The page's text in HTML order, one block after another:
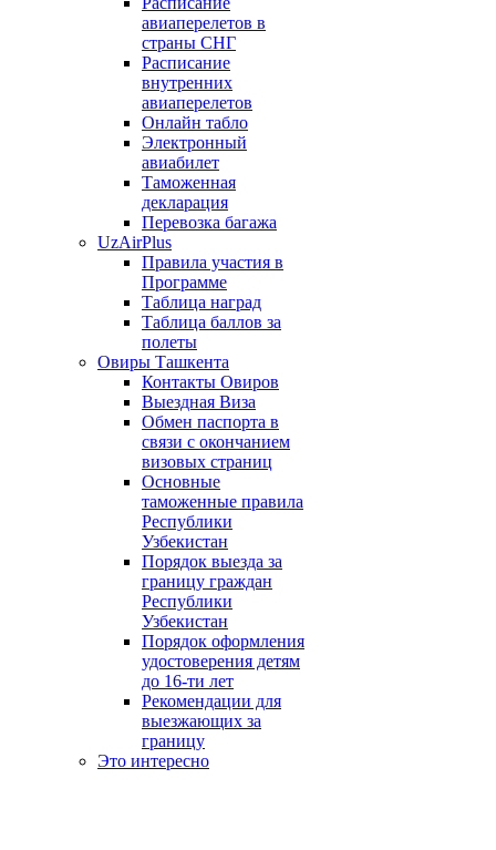
авиаперелетов в
страны СНГ
Расписание
внутренних
авиаперелетов
Онлайн табло
Электронный
авиабилет
Таможенная
декларация
Перевозка багажа
UzAirPlus
Правила участия в
Программе
Таблица наград
Таблица баллов за
полеты
Овиры Ташкента
Контакты Овиров
Выездная Виза
Обмен паспорта в
связи с окончанием
визовых страниц
Основные
таможенные правила
Республики
Узбекистан
Порядок выезда за
границу граждан
Республики
Узбекистан
Порядок оформления
удостоверения детям
до 16-ти лет
Рекомендации для
выезжающих за
границу
Это интересно